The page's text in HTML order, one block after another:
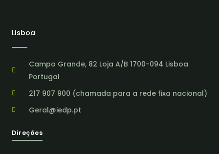
Lisboa
Campo Grande, 82 Loja A/B 1700-094 Lisboa
Portugal
217 907 900 (chamada para a rede fixa nacional)
Geral@iedp.pt
Direções